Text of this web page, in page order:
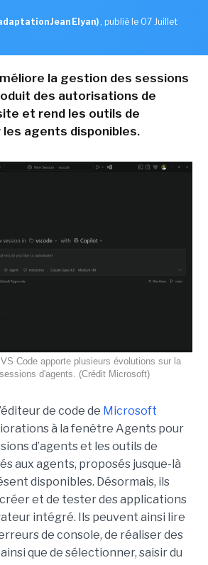
Jean Elyan) , publié le 07 Juillet
la gestion des sessions
des autorisations de
et rend les outils de
agents disponibles.
Code apporte plusieurs évolutions sur la
d'agents. (Crédit Microsoft)
de code de Microsoft
à la fenêtre Agents pour
d’agents et les outils de
aux agents, proposés jusque-là
disponibles. Désormais, ils
et de tester des applications
intégré. Ils peuvent ainsi lire
de console, de réaliser des
que de sélectionner, saisir du